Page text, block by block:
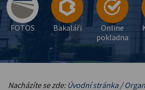
FOTOS Bakaláři
Online
pokladna
Nacházíte se zde: Úvodní stránka/